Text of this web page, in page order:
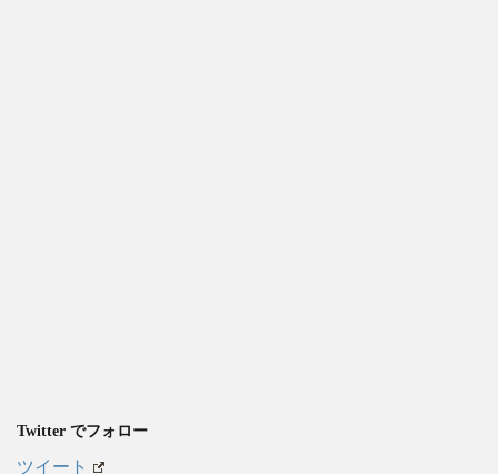
Twitter でフォロー
ツイート